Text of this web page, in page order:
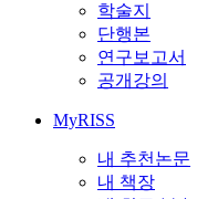
학술지
단행본
연구보고서
공개강의
MyRISS
내 추천논문
내 책장